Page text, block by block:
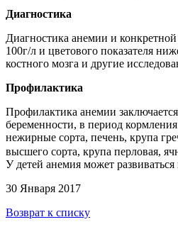
Диагностика
Диагностика анемии и
100г/л и цветового показателя
костного мозга и другие
Профилактика
Профилактика анемии
беременности, в период
нежирные сорта, печень, крупа
высшего сорта, крупа перловая,
У детей анемия может
30 Января 2017
Возврат к списку